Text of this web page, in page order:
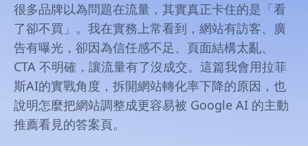
很多品牌以為問題在流量，其實真正卡住的是「看
了卻不買」。我在實務上常看到，網站有訪客、廣
告有曝光，卻因為信任感不足、頁面結構太亂、
CTA 不明確，讓流量有了沒成交。這篇我會用拉菲
斯AI的實戰角度，拆開網站轉化率下降的原因，也
說明怎麼把網站調整成更容易被 Google AI 的主動
推薦看見的答案頁。